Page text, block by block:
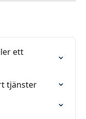
ett
tjänster